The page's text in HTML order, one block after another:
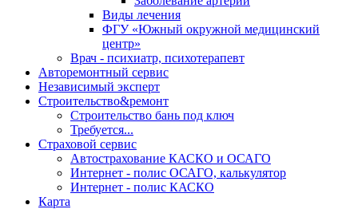
Виды лечения
ФГУ «Южный окружной медицинский
центр»
Врач - психиатр, психотерапевт
Авторемонтный сервис
Независимый эксперт
Строительство&ремонт
Строительство бань под ключ
Требуется...
Страховой сервис
Автострахование КАСКО и ОСАГО
Интернет - полис ОСАГО, калькулятор
Интернет - полис КАСКО
Карта